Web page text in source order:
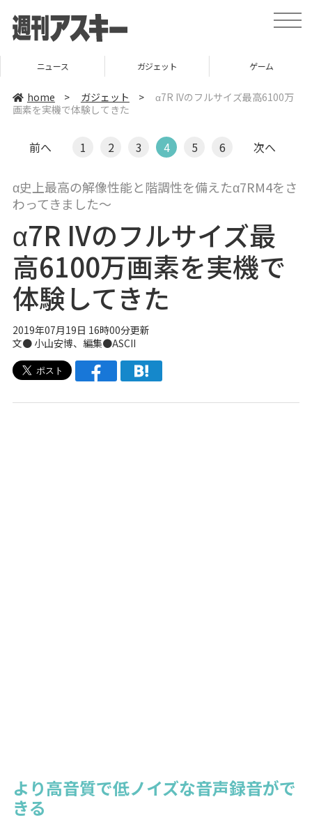
t
o
v
ニュース ガジェット ゲーム
home > ガジェット >
α7R IVのフルサイズ最高6100万
画素を実機で体験してきた
前へ 1 2 3 4 5 6 次へ
α史上最高の解像性能と階調性を備えたα7RM4をさ
わってきました～
α7R IVのフルサイズ最
高6100万画素を実機で
体験してきた
2019年07月19日 16時00分更新
文● 小山安博、編集●ASCII
より高音質で低ノイズな音声録音がで
きる